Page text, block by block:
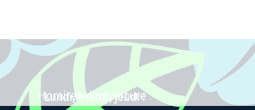
Horaires d’ouverture :
Lundi, mardi, jeudi :